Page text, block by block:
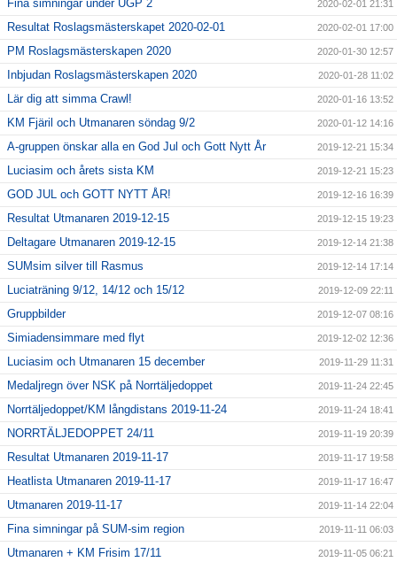
Fina simningar under UGP 2 2020-02-01 21:31
Resultat Roslagsmästerskapet 2020-02-01 2020-02-01 17:00
PM Roslagsmästerskapen 2020 2020-01-30 12:57
Inbjudan Roslagsmästerskapen 2020 2020-01-28 11:02
Lär dig att simma Crawl! 2020-01-16 13:52
KM Fjäril och Utmanaren söndag 9/2 2020-01-12 14:16
A-gruppen önskar alla en God Jul och Gott Nytt År 2019-12-21 15:34
Luciasim och årets sista KM 2019-12-21 15:23
GOD JUL och GOTT NYTT ÅR! 2019-12-16 16:39
Resultat Utmanaren 2019-12-15 2019-12-15 19:23
Deltagare Utmanaren 2019-12-15 2019-12-14 21:38
SUMsim silver till Rasmus 2019-12-14 17:14
Luciaträning 9/12, 14/12 och 15/12 2019-12-09 22:11
Gruppbilder 2019-12-07 08:16
Simiadensimmare med flyt 2019-12-02 12:36
Luciasim och Utmanaren 15 december 2019-11-29 11:31
Medaljregn över NSK på Norrtäljedoppet 2019-11-24 22:45
Norrtäljedoppet/KM långdistans 2019-11-24 2019-11-24 18:41
NORRTÄLJEDOPPET 24/11 2019-11-19 20:39
Resultat Utmanaren 2019-11-17 2019-11-17 19:58
Heatlista Utmanaren 2019-11-17 2019-11-17 16:47
Utmanaren 2019-11-17 2019-11-14 22:04
Fina simningar på SUM-sim region 2019-11-11 06:03
Utmanaren + KM Frisim 17/11 2019-11-05 06:21